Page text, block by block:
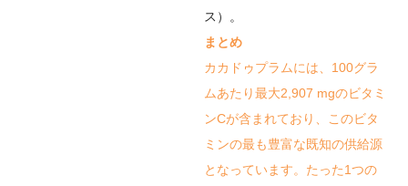
ス ）。
まとめ
カカドゥプラムには、100グラ
ムあたり最大2,907 mgのビタミ
ンCが含まれており、このビタ
ミンの最も豊富な既知の供給源
となっています。たった1つの